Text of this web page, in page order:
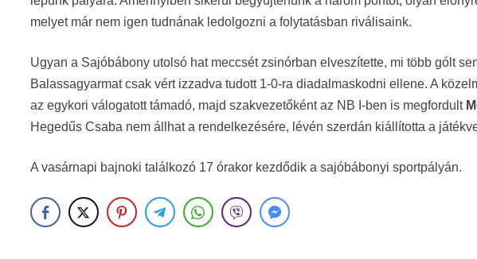
melyet már nem igen tudnának ledolgozni a folytatásban riválisaink.
Ugyan a Sajóbábony utolsó hat meccsét zsinórban elveszítette, mi több gólt
Balassagyarmat csak vért izzadva tudott 1-0-ra diadalmaskodni ellene. A
az egykori válogatott támadó, majd szakvezetőként az NB I-ben is megfordult
Hegedűs Csaba nem állhat a rendelkezésére, lévén szerdán kiállította a
A vasárnapi bajnoki találkozó 17 órakor kezdődik a sajóbábonyi sportpályán.